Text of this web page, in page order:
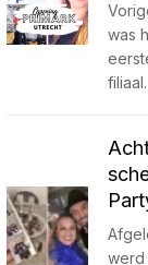
was
werd